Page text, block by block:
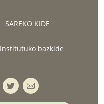
SAREKO KIDE
bazkide